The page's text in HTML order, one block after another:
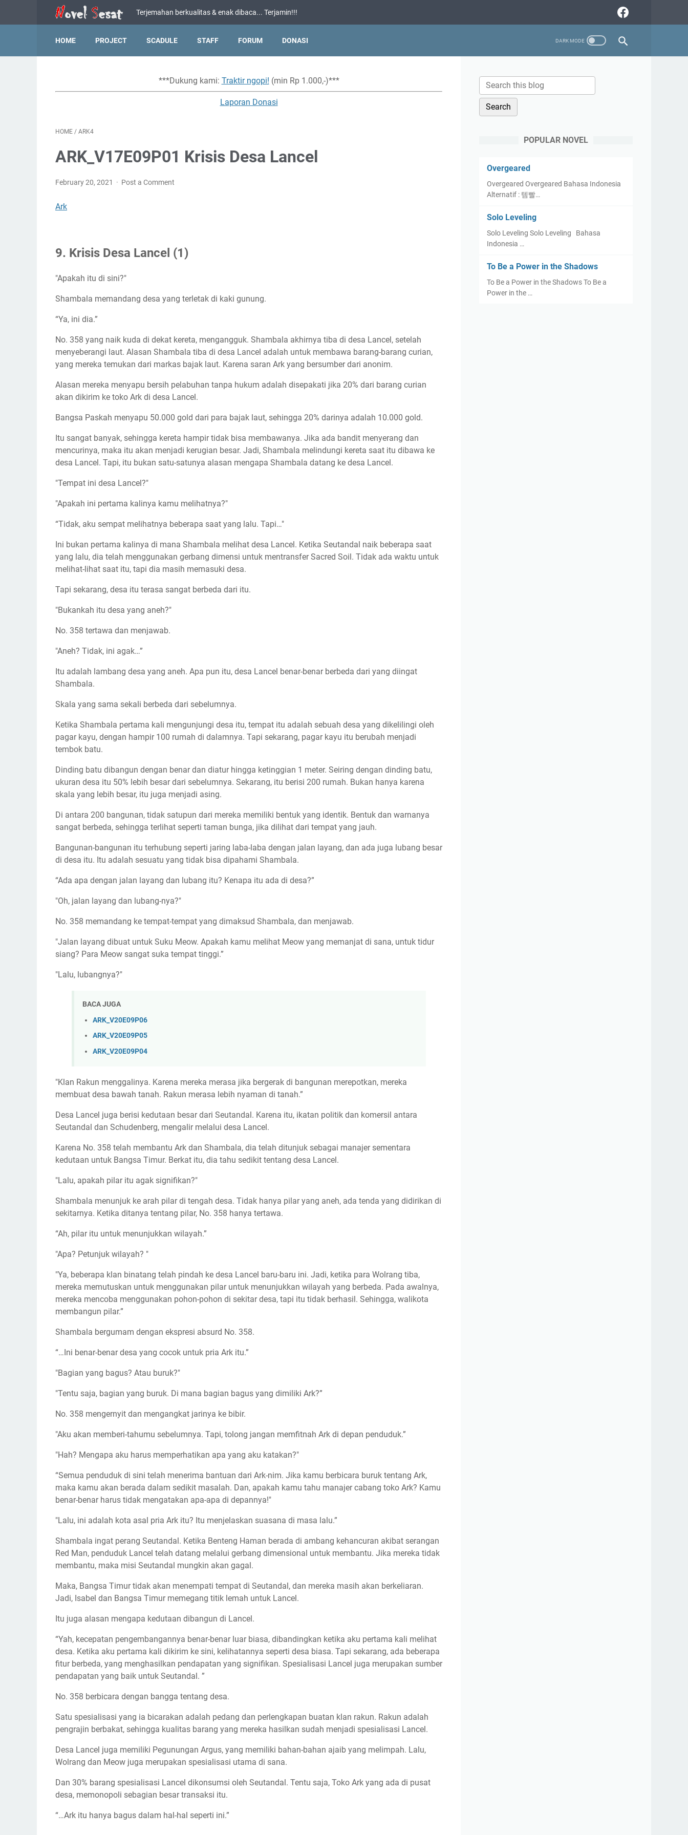
Terjemahan berkualitas & enak dibaca... Terjamin!!!
HOME PROJECT SCADULE STAFF FORUM DONASI
***Dukung kami: Traktir ngopi! (min Rp 1.000,-)***
Laporan Donasi
HOME / ARK4
ARK_V17E09P01 Krisis Desa Lancel
February 20, 2021 Post a Comment
Ark
9. Krisis Desa Lancel (1)
"Apakah itu di sini?"
Shambala memandang desa yang terletak di kaki gunung.
“Ya, ini dia.”
No. 358 yang naik kuda di dekat kereta, mengangguk. Shambala akhirnya tiba di desa Lancel, setelah
menyeberangi laut. Alasan Shambala tiba di desa Lancel adalah untuk membawa barang-barang curian,
yang mereka temukan dari markas bajak laut. Karena saran Ark yang bersumber dari anonim.
Alasan mereka menyapu bersih pelabuhan tanpa hukum adalah disepakati jika 20% dari barang curian
akan dikirim ke toko Ark di desa Lancel.
Bangsa Paskah menyapu 50.000 gold dari para bajak laut, sehingga 20% darinya adalah 10.000 gold.
Itu sangat banyak, sehingga kereta hampir tidak bisa membawanya. Jika ada bandit menyerang dan
mencurinya, maka itu akan menjadi kerugian besar. Jadi, Shambala melindungi kereta saat itu dibawa ke
desa Lancel. Tapi, itu bukan satu-satunya alasan mengapa Shambala datang ke desa Lancel.
"Tempat ini desa Lancel?"
"Apakah ini pertama kalinya kamu melihatnya?"
“Tidak, aku sempat melihatnya beberapa saat yang lalu. Tapi…"
Ini bukan pertama kalinya di mana Shambala melihat desa Lancel. Ketika Seutandal naik beberapa saat
yang lalu, dia telah menggunakan gerbang dimensi untuk mentransfer Sacred Soil. Tidak ada waktu untuk
melihat-lihat saat itu, tapi dia masih memasuki desa.
Tapi sekarang, desa itu terasa sangat berbeda dari itu.
"Bukankah itu desa yang aneh?"
No. 358 tertawa dan menjawab.
"Aneh? Tidak, ini agak…”
Itu adalah lambang desa yang aneh. Apa pun itu, desa Lancel benar-benar berbeda dari yang diingat
Shambala.
Skala yang sama sekali berbeda dari sebelumnya.
Ketika Shambala pertama kali mengunjungi desa itu, tempat itu adalah sebuah desa yang dikelilingi oleh
pagar kayu, dengan hampir 100 rumah di dalamnya. Tapi sekarang, pagar kayu itu berubah menjadi
tembok batu.
Dinding batu dibangun dengan benar dan diatur hingga ketinggian 1 meter. Seiring dengan dinding batu,
ukuran desa itu 50% lebih besar dari sebelumnya. Sekarang, itu berisi 200 rumah. Bukan hanya karena
skala yang lebih besar, itu juga menjadi asing.
Di antara 200 bangunan, tidak satupun dari mereka memiliki bentuk yang identik. Bentuk dan warnanya
sangat berbeda, sehingga terlihat seperti taman bunga, jika dilihat dari tempat yang jauh.
Bangunan-bangunan itu terhubung seperti jaring laba-laba dengan jalan layang, dan ada juga lubang besar
di desa itu. Itu adalah sesuatu yang tidak bisa dipahami Shambala.
“Ada apa dengan jalan layang dan lubang itu? Kenapa itu ada di desa?”
"Oh, jalan layang dan lubang-nya?"
No. 358 memandang ke tempat-tempat yang dimaksud Shambala, dan menjawab.
"Jalan layang dibuat untuk Suku Meow. Apakah kamu melihat Meow yang memanjat di sana, untuk tidur
siang? Para Meow sangat suka tempat tinggi.”
"Lalu, lubangnya?"
BACA JUGA
ARK_V20E09P06
ARK_V20E09P05
ARK_V20E09P04
"Klan Rakun menggalinya. Karena mereka merasa jika bergerak di bangunan merepotkan, mereka
membuat desa bawah tanah. Rakun merasa lebih nyaman di tanah.”
Desa Lancel juga berisi kedutaan besar dari Seutandal. Karena itu, ikatan politik dan komersil antara
Seutandal dan Schudenberg, mengalir melalui desa Lancel.
Karena No. 358 telah membantu Ark dan Shambala, dia telah ditunjuk sebagai manajer sementara
kedutaan untuk Bangsa Timur. Berkat itu, dia tahu sedikit tentang desa Lancel.
"Lalu, apakah pilar itu agak signifikan?"
Shambala menunjuk ke arah pilar di tengah desa. Tidak hanya pilar yang aneh, ada tenda yang didirikan di
sekitarnya. Ketika ditanya tentang pilar, No. 358 hanya tertawa.
“Ah, pilar itu untuk menunjukkan wilayah.”
"Apa? Petunjuk wilayah? "
"Ya, beberapa klan binatang telah pindah ke desa Lancel baru-baru ini. Jadi, ketika para Wolrang tiba,
mereka memutuskan untuk menggunakan pilar untuk menunjukkan wilayah yang berbeda. Pada awalnya,
mereka mencoba menggunakan pohon-pohon di sekitar desa, tapi itu tidak berhasil. Sehingga, walikota
membangun pilar.”
Shambala bergumam dengan ekspresi absurd No. 358.
“…Ini benar-benar desa yang cocok untuk pria Ark itu.”
"Bagian yang bagus? Atau buruk?"
"Tentu saja, bagian yang buruk. Di mana bagian bagus yang dimiliki Ark?”
No. 358 mengernyit dan mengangkat jarinya ke bibir.
"Aku akan memberi-tahumu sebelumnya. Tapi, tolong jangan memfitnah Ark di depan penduduk.”
"Hah? Mengapa aku harus memperhatikan apa yang aku katakan?"
“Semua penduduk di sini telah menerima bantuan dari Ark-nim. Jika kamu berbicara buruk tentang Ark,
maka kamu akan berada dalam sedikit masalah. Dan, apakah kamu tahu manajer cabang toko Ark? Kamu
benar-benar harus tidak mengatakan apa-apa di depannya!"
"Lalu, ini adalah kota asal pria Ark itu? Itu menjelaskan suasana di masa lalu.”
Shambala ingat perang Seutandal. Ketika Benteng Haman berada di ambang kehancuran akibat serangan
Red Man, penduduk Lancel telah datang melalui gerbang dimensional untuk membantu. Jika mereka tidak
membantu, maka misi Seutandal mungkin akan gagal.
Maka, Bangsa Timur tidak akan menempati tempat di Seutandal, dan mereka masih akan berkeliaran.
Jadi, Isabel dan Bangsa Timur memegang titik lemah untuk Lancel.
Itu juga alasan mengapa kedutaan dibangun di Lancel.
“Yah, kecepatan pengembangannya benar-benar luar biasa, dibandingkan ketika aku pertama kali melihat
desa. Ketika aku pertama kali dikirim ke sini, kelihatannya seperti desa biasa. Tapi sekarang, ada beberapa
fitur berbeda, yang menghasilkan pendapatan yang signifikan. Spesialisasi Lancel juga merupakan sumber
pendapatan yang baik untuk Seutandal. ”
No. 358 berbicara dengan bangga tentang desa.
Satu spesialisasi yang ia bicarakan adalah pedang dan perlengkapan buatan klan rakun. Rakun adalah
pengrajin berbakat, sehingga kualitas barang yang mereka hasilkan sudah menjadi spesialisasi Lancel.
Desa Lancel juga memiliki Pegunungan Argus, yang memiliki bahan-bahan ajaib yang melimpah. Lalu,
Wolrang dan Meow juga merupakan spesialisasi utama di sana.
Dan 30% barang spesialisasi Lancel dikonsumsi oleh Seutandal. Tentu saja, Toko Ark yang ada di pusat
desa, memonopoli sebagian besar transaksi itu.
“…Ark itu hanya bagus dalam hal-hal seperti ini.”
POPULAR NOVEL
Overgeared
Overgeared Overgeared Bahasa Indonesia
Alternatif : 템빨…
Solo Leveling
Solo Leveling Solo Leveling Bahasa
Indonesia …
To Be a Power in the Shadows
To Be a Power in the Shadows To Be a
Power in the …